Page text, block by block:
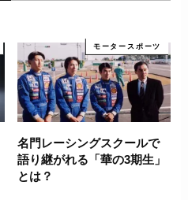
モータースポーツ
名門レーシングスクールで
語り継がれる「華の3期生」
とは？